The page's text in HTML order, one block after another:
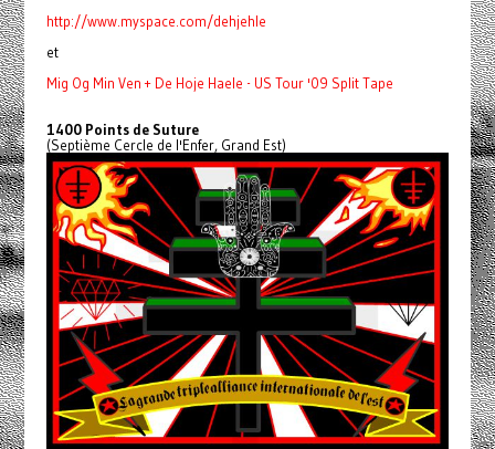
http://www.myspace.com/dehjehle
et
Mig Og Min Ven + De Hoje Haele - US Tour '09 Split Tape
1400 Points de Suture
(Septième Cercle de l'Enfer, Grand Est)